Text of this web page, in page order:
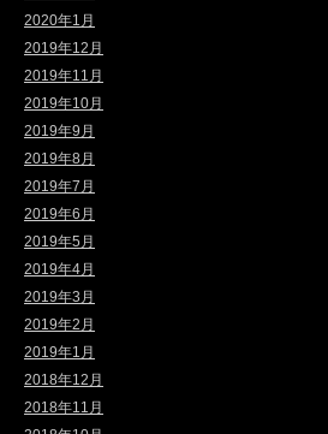
2020年1月
2019年12月
2019年11月
2019年10月
2019年9月
2019年8月
2019年7月
2019年6月
2019年5月
2019年4月
2019年3月
2019年2月
2019年1月
2018年12月
2018年11月